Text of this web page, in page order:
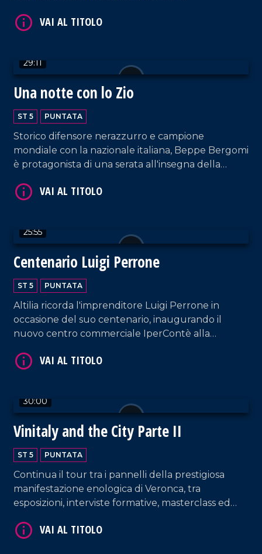
29:11
Una notte con lo Zio
ST 5 PUNTATA
Storico difensore nerazzurro e campione
mondiale con la nazionale italiana, Beppe Bergomi
è protagonista di una serata all'insegna della
Cleto.
25:55
Centenario Luigi Perrone
ST 5 PUNTATA
Altilia ricorda l'imprenditore Luigi Perrone in
occasione del suo centenario, inaugurando il
nuovo centro commerciale IperContè alla
30:00
Vinitaly and the City Parte II
ST 5 PUNTATA
Continua il tour tra i pannelli della prestigiosa
manifestazione enologica di Veronca, tra
esposizioni, interviste formative, masterclass ed
VAI AL TITOLO
VAI AL TITOLO